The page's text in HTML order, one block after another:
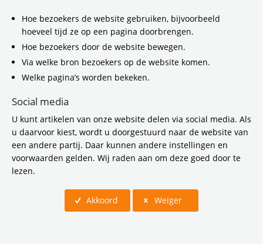
Ervaar hoe het is om met een fietshelm te
fietsen!
Hoe bezoekers de website gebruiken, bijvoorbeeld
hoeveel tijd ze op een pagina doorbrengen.
Hoe bezoekers door de website bewegen.
Via welke bron bezoekers op de website komen.
Welke pagina’s worden bekeken.
Social media
U kunt artikelen van onze website delen via social media. Als
u daarvoor kiest, wordt u doorgestuurd naar de website van
een andere partij. Daar kunnen andere instellingen en
voorwaarden gelden. Wij raden aan om deze goed door te
lezen.
Akkoord Weiger